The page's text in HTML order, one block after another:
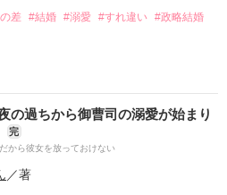
差 #結婚 #溺愛 #すれ違い #政略結婚
さまより電子書籍化となる予定で
の過ちから御曹司の溺愛が始まり
完
から彼女を放っておけない
／著